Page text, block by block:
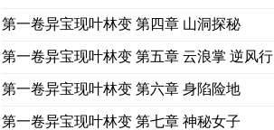
第一卷异宝现叶林变 第四章 山洞探秘
第一卷异宝现叶林变 第五章 云浪掌 逆风行
第一卷异宝现叶林变 第六章 身陷险地
第一卷异宝现叶林变 第七章 神秘女子